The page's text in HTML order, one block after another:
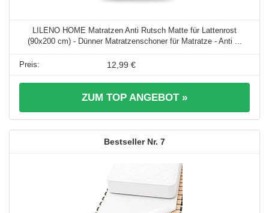
LILENO HOME Matratzen Anti Rutsch Matte für Lattenrost
(90x200 cm) - Dünner Matratzenschoner für Matratze - Anti ...
12,99 €
ZUM TOP ANGEBOT »
7